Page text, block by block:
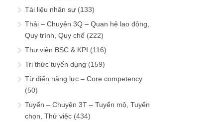
Tài liệu nhân sự (133)
Thải – Chuyện 3Q – Quan hệ lao động,
Quy trình, Quy chế (222)
Thư viện BSC & KPI (116)
Tri thức tuyển dụng (159)
Từ điển năng lực – Core competency
(50)
Tuyển – Chuyện 3T – Tuyển mộ, Tuyển
chọn, Thử việc (434)